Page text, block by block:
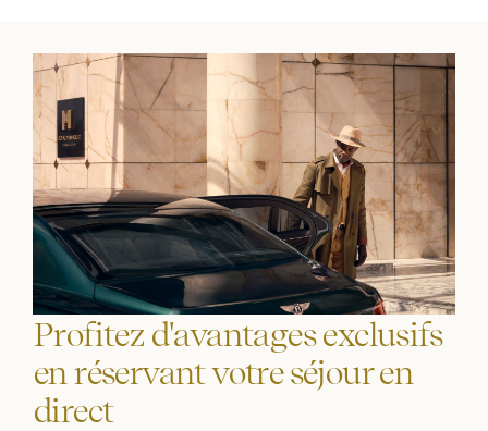
Profitez d'avantages exclusifs
en réservant votre séjour en
direct